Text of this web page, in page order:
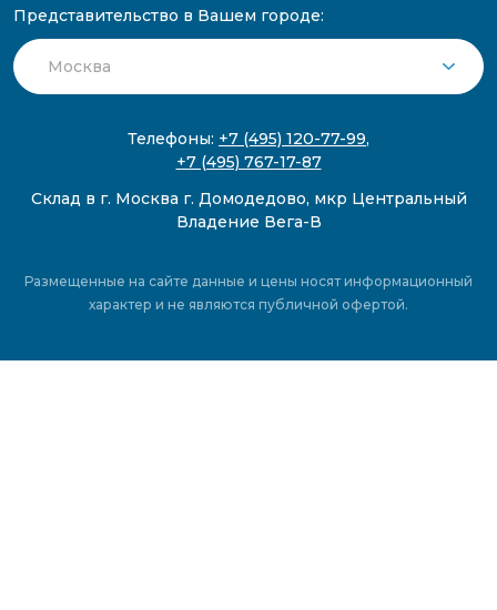
Представительство в Вашем городе:
Телефоны: +7 (495) 120-77-99,
+7 (495) 767-17-87
Склад в г. Москва г. Домодедово, мкр Центральный
Владение Вега-В
Размещенные на сайте данные и цены носят информационный
характер и не являются публичной офертой.